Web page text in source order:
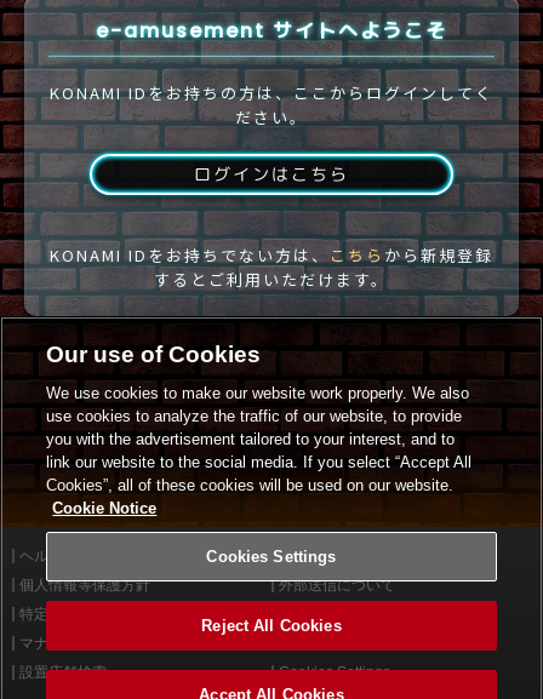
e-amusement サイトへようこそ
KONAMI IDをお持ちの方は、ここからログインしてく
ださい。
ログインはこちら
KONAMI IDをお持ちでない方は、 こちらから新規登録
するとご利用いただけます。
ヘルプ
利用規約
個人情報等保護方針
外部送信について
特定商取引法に基づく表示
マナー＆ルール
設置店舗検索
Cookies Settings
Our use of Cookies
We use cookies to make our website work properly. We also
use cookies to analyze the traffic of our website, to provide
you with the advertisement tailored to your interest, and to
link our website to the social media. If you select “Accept All
Cookies”, all of these cookies will be used on our website.
Cookie Notice
Cookies Settings
Reject All Cookies
Accept All Cookies